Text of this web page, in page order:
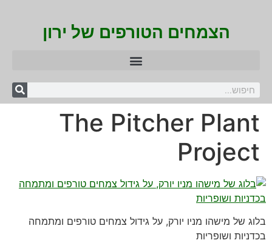
הצמחים הטורפים של ירון
The Pitcher Plant
Project
בלוג של מישהו מניו יורק, על גידול צמחים טורפים ומתמחה
בכדניות ושופריות